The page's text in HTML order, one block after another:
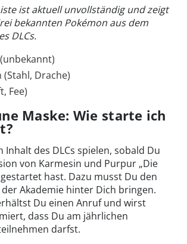
ist aktuell unvollständig und zeigt
bekannten Pokémon aus dem
DLCs.
Drache)
Fee)
Maske: Wie starte ich
Inhalt des DLCs spielen, sobald Du
von Karmesin und Purpur „Die
hast. Dazu musst Du den
Akademie hinter Dich bringen.
Du einen Anruf und wirst
dass Du am jährlichen
darfst.